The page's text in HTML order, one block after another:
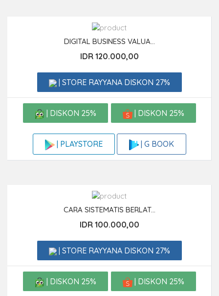
DIGITAL BUSINESS VALUA...
IDR 120.000,00
| STORE RAYYANA DISKON 27%
| DISKON 25% | DISKON 25%
| PLAYSTORE | G BOOK
CARA SISTEMATIS BERLAT...
IDR 100.000,00
| STORE RAYYANA DISKON 27%
| DISKON 25% | DISKON 25%